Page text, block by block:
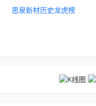
思泉新材历史龙虎榜